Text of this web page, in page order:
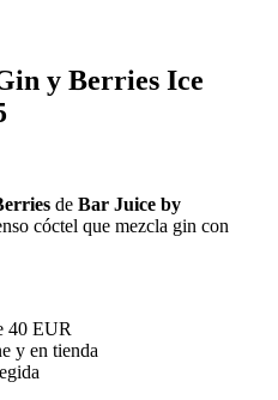
y Berries Ice
de Bar Juice by
cóctel que mezcla gin con
40 EUR
y en tienda